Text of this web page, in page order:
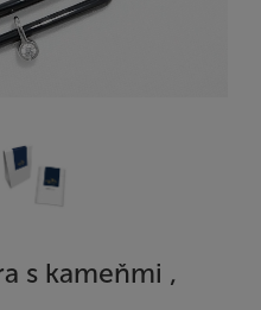
s kameňmi ,